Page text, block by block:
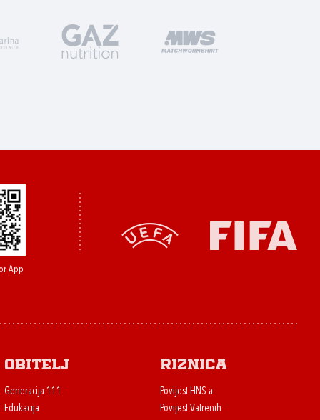
App
Obitelj
Generacija 111
Edukacija
Riznica
Povijest HNS-a
Povijest Vatrenih